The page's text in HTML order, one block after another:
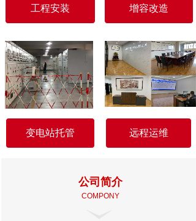
增容改造
工程安装
变电站托管 远程运维
公司简介
COMPONY